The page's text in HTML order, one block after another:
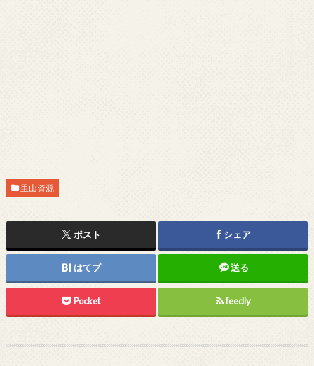
里山資源
ポスト シェア
はてブ 送る
Pocket feedly